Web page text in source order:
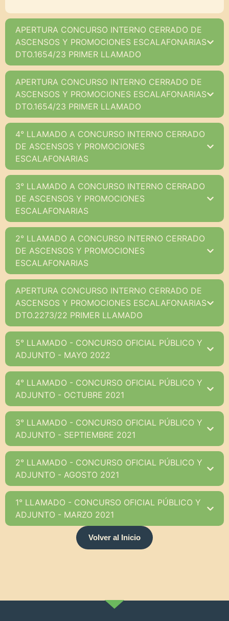
APERTURA CONCURSO INTERNO CERRADO DE
ASCENSOS Y PROMOCIONES ESCALAFONARIAS
DTO.1654/23 PRIMER LLAMADO
APERTURA CONCURSO INTERNO CERRADO DE
ASCENSOS Y PROMOCIONES ESCALAFONARIAS
DTO.1654/23 PRIMER LLAMADO
4° LLAMADO A CONCURSO INTERNO CERRADO
DE ASCENSOS Y PROMOCIONES
ESCALAFONARIAS
3° LLAMADO A CONCURSO INTERNO CERRADO
DE ASCENSOS Y PROMOCIONES
ESCALAFONARIAS
2° LLAMADO A CONCURSO INTERNO CERRADO
DE ASCENSOS Y PROMOCIONES
ESCALAFONARIAS
APERTURA CONCURSO INTERNO CERRADO DE
ASCENSOS Y PROMOCIONES ESCALAFONARIAS
DTO.2273/22 PRIMER LLAMADO
5° LLAMADO - CONCURSO OFICIAL PÚBLICO Y
ADJUNTO - MAYO 2022
4° LLAMADO - CONCURSO OFICIAL PÚBLICO Y
ADJUNTO - OCTUBRE 2021
3° LLAMADO - CONCURSO OFICIAL PÚBLICO Y
ADJUNTO - SEPTIEMBRE 2021
2° LLAMADO - CONCURSO OFICIAL PÚBLICO Y
ADJUNTO - AGOSTO 2021
1° LLAMADO - CONCURSO OFICIAL PÚBLICO Y
ADJUNTO - MARZO 2021
Volver al Inicio